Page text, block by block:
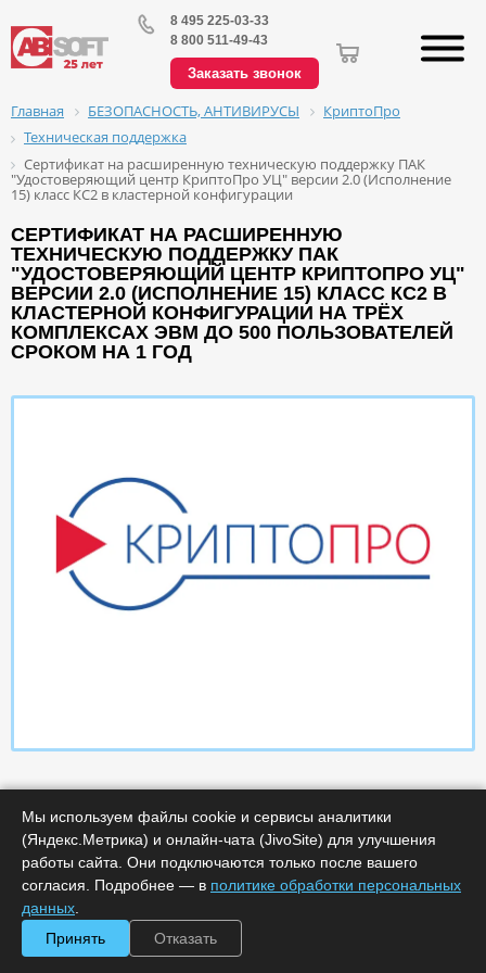
8 495 225-03-33
8 800 511-49-43
Заказать звонок
Главная БЕЗОПАСНОСТЬ, АНТИВИРУСЫ
КриптоПро
Техническая поддержка
Сертификат на расширенную техническую поддержку ПАК
"Удостоверяющий центр КриптоПро УЦ" версии 2.0 (Исполнение
15) класс КС2 в кластерной конфигурации
СЕРТИФИКАТ НА РАСШИРЕННУЮ
ТЕХНИЧЕСКУЮ ПОДДЕРЖКУ ПАК
"УДОСТОВЕРЯЮЩИЙ ЦЕНТР КРИПТОПРО УЦ"
ВЕРСИИ 2.0 (ИСПОЛНЕНИЕ 15) КЛАСС КС2 В
КЛАСТЕРНОЙ КОНФИГУРАЦИИ НА ТРЁХ
КОМПЛЕКСАХ ЭВМ ДО 500 ПОЛЬЗОВАТЕЛЕЙ
СРОКОМ НА 1 ГОД
Характеристики
Срок поставки, дней :
Мы используем файлы cookie и сервисы аналитики
(Яндекс.Метрика) и онлайн-чата (JivoSite) для улучшения
работы сайта. Они подключаются только после вашего
согласия. Подробнее — в политике обработки персональных
данных
Принять
Отказать